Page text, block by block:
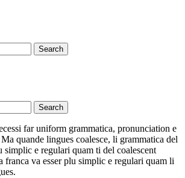
Search
Search
far uniform grammatica, pronunciation e
quande lingues coalesce, li grammatica del
simplic e regulari quam ti del coalescent
va esser plu simplic e regulari quam li